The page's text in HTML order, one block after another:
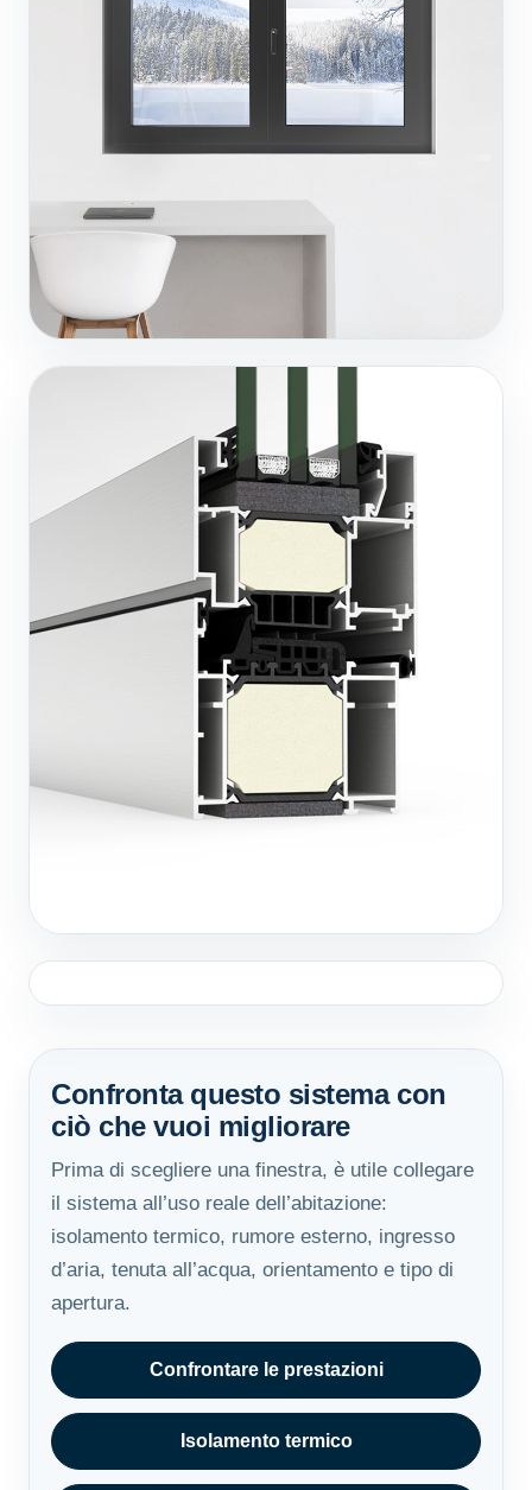
Confronta questo sistema con
ciò che vuoi migliorare
Prima di scegliere una finestra, è utile collegare
il sistema all’uso reale dell’abitazione:
isolamento termico, rumore esterno, ingresso
d’aria, tenuta all’acqua, orientamento e tipo di
apertura.
Confrontare le prestazioni
Isolamento termico